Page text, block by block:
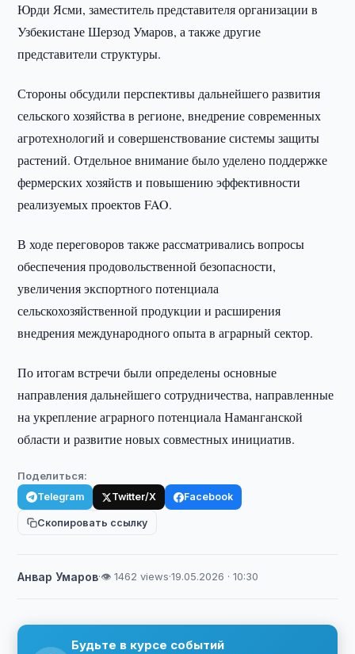
Юрди Ясми, заместитель представителя организации в
Узбекистане Шерзод Умаров, а также другие
представители структуры.
Стороны обсудили перспективы дальнейшего развития
сельского хозяйства в регионе, внедрение современных
агротехнологий и совершенствование системы защиты
растений. Отдельное внимание было уделено поддержке
фермерских хозяйств и повышению эффективности
реализуемых проектов FAO.
В ходе переговоров также рассматривались вопросы
обеспечения продовольственной безопасности,
увеличения экспортного потенциала
сельскохозяйственной продукции и расширения
внедрения международного опыта в аграрный сектор.
По итогам встречи были определены основные
направления дальнейшего сотрудничества, направленные
на укрепление аграрного потенциала Наманганской
области и развитие новых совместных инициатив.
Поделиться:
Telegram Twitter/X Facebook
Скопировать ссылку
Анвар Умаров·👁 1462 views·19.05.2026 · 10:30
Будьте в курсе событий